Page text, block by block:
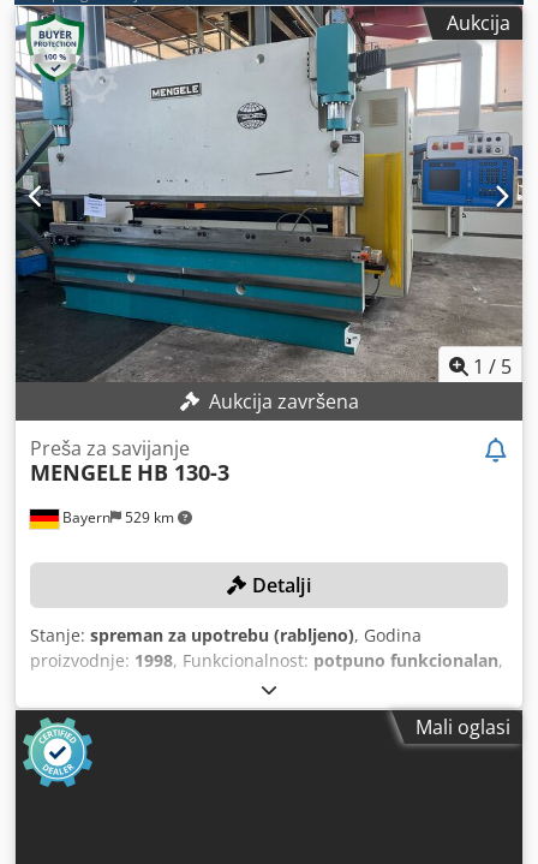
Aukcija
1 / 5
Aukcija završena
Bayern 529 km
Preša za savijanje
MENGELE HB 130-3
Detalji
Stanje: spreman za upotrebu (rabljeno), Godina
proizvodnje: 1998, Funkcionalnost: potpuno funkcionalan,
, hod klipa:
Cybelec, udaljenost između stalaka:3.050 mm, radna
duljina:
, TEHNIČKE KARAKTERISTIKE Tlak: 130 t
Duljina savijanja: 3.550 mm Dsdpfx Aiezk E Aiefjkr Razmak
stupova: 3.050 mm Hod: 250 mm PODACI O STROJU
Mali oglasi